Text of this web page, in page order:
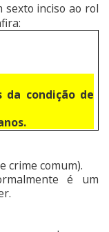
sexto inciso ao rol
condição de
crime comum).
é um